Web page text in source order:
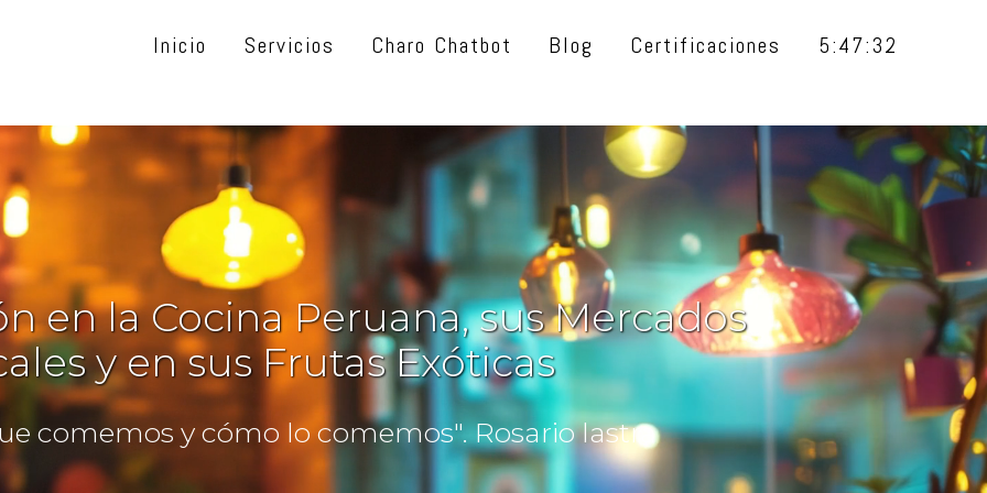
Inicio Servicios Charo Chatbot Blog Certificaciones 5:47:33
en la Cocina Peruana, sus Mercados
y en sus Frutas Exóticas
comemos y cómo lo comemos". Rosario lastra